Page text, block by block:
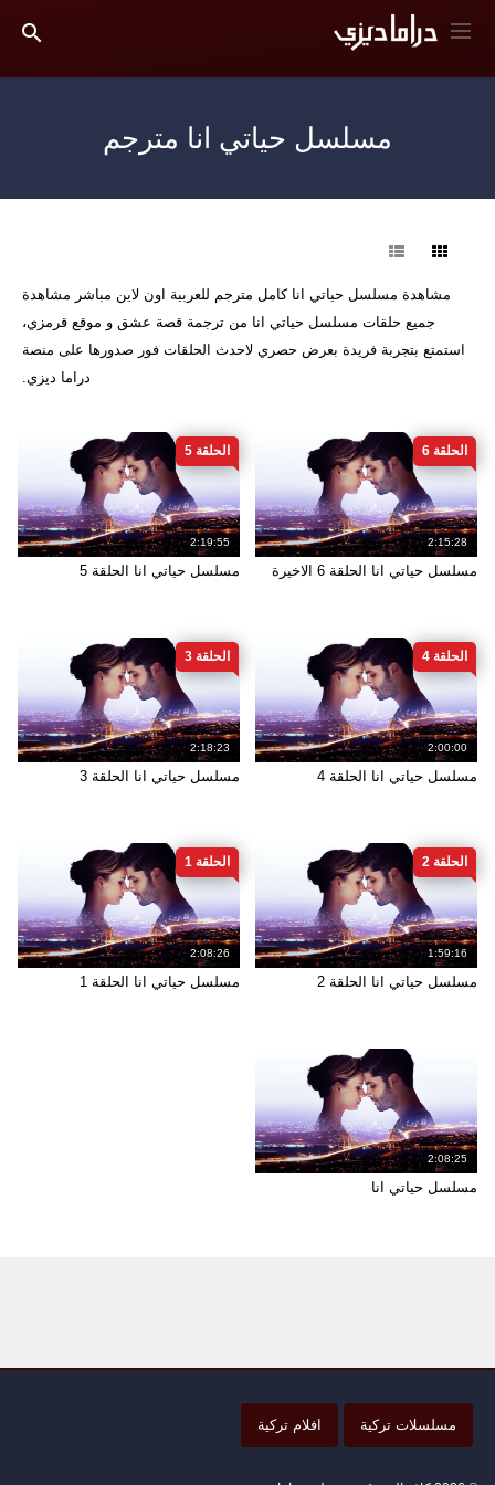
مسلسل حياتي انا مترجم
مشاهدة مسلسل حياتي انا كامل مترجم للعربية اون لاين مباشر مشاهدة
جميع حلقات مسلسل حياتي انا من ترجمة قصة عشق و موقع قرمزي،
استمتع بتجربة فريدة بعرض حصري لاحدث الحلقات فور صدورها على منصة
دراما ديزي.
2:15:28
الحلقة 6
مسلسل حياتي انا الحلقة 6 الاخيرة
2:19:55
الحلقة 5
مسلسل حياتي انا الحلقة 5
2:00:00
الحلقة 4
مسلسل حياتي انا الحلقة 4
2:18:23
الحلقة 3
مسلسل حياتي انا الحلقة 3
1:59:16
الحلقة 2
مسلسل حياتي انا الحلقة 2
2:08:26
الحلقة 1
مسلسل حياتي انا الحلقة 1
2:08:25
مسلسل حياتي انا
مسلسلات تركية افلام تركية